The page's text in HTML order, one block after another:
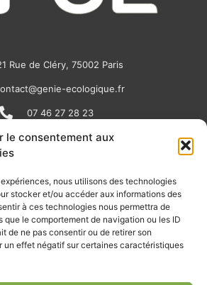
le consentement aux
nous utilisons des technologies
stocker et/ou accéder aux informations des
à ces technologies nous permettra de
que le comportement de navigation ou les ID
de ne pas consentir ou de retirer son
un effet négatif sur certaines caractéristiques
Rue de Cléry, 75002 Paris
ecologique.fr
07 46 27 28 23
N
e
w
s
p
i
n
k
e
o
u
t
u
L'ACTU DE LA FILIÈRE
les articles terrain de nos adhérents, les
de la filière, nos offres de stages et